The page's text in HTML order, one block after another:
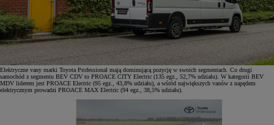
Elektryczne vany marki Toyota Professional mają dominującą pozycję w swoich segmentach. Co drugi
samochód z segmentu BEV CDV to PROACE CITY Electric (135 egz., 52,7% udziału). W kategorii BEV
MDV liderem jest PROACE Electric (95 egz., 43,8% udziału), a wśród największych vanów z napędem
elektrycznym prowadzi PROACE MAX Electric (94 egz., 38,5% udziału).